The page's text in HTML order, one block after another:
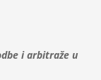
i arbitraže u